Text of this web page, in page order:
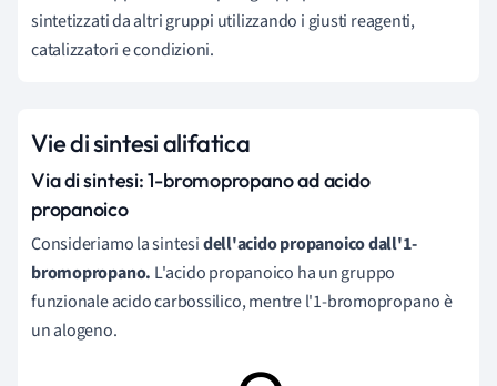
sintetizzati da altri gruppi utilizzando i giusti reagenti,
catalizzatori e condizioni.
Vie di sintesi alifatica
Via di sintesi: 1-bromopropano ad acido
propanoico
Consideriamo la sintesidell'acido propanoico dall'1-
bromopropano. L'acido propanoico ha un gruppo
funzionale acido carbossilico, mentre l'1-bromopropano è
un alogeno.